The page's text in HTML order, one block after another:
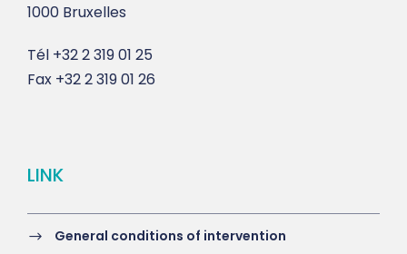
1000 Bruxelles
Tél +32 2 319 01 25
Fax +32 2 319 01 26
LINK
General conditions of intervention